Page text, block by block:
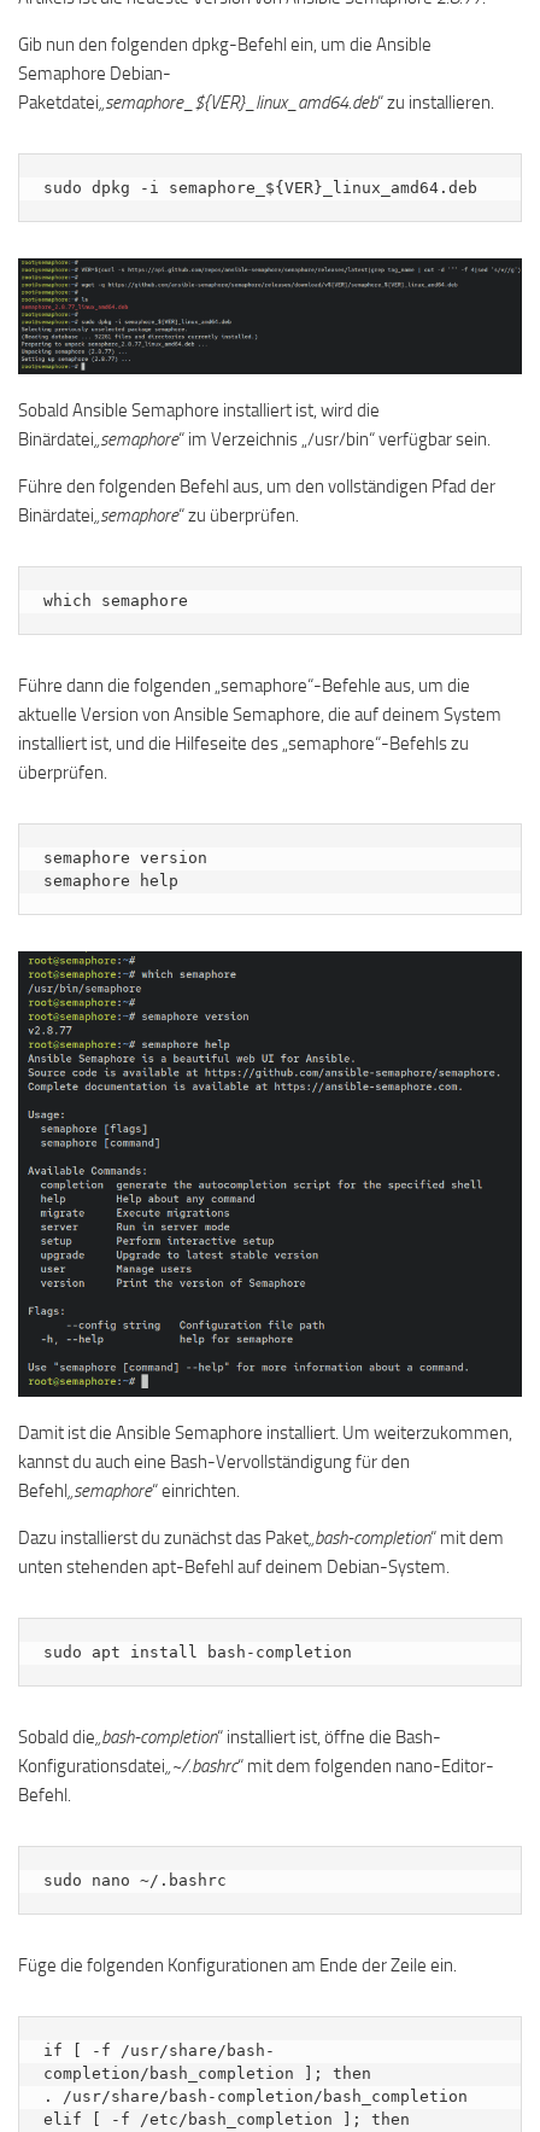
Gib nun den folgenden dpkg-Befehl ein, um die Ansible
Semaphore Debian-
Paketdatei„semaphore_${VER}_linux_amd64.deb“ zu installieren.
sudo dpkg -i semaphore_${VER}_linux_amd64.deb
Sobald Ansible Semaphore installiert ist, wird die
Binärdatei „semaphore“ im Verzeichnis „/usr/bin“ verfügbar sein.
Führe den folgenden Befehl aus, um den vollständigen Pfad der
Binärdatei „semaphore“ zu überprüfen.
which semaphore
Führe dann die folgenden „semaphore“-Befehle aus, um die
aktuelle Version von Ansible Semaphore, die auf deinem System
installiert ist, und die Hilfeseite des „semaphore“-Befehls zu
überprüfen.
semaphore version
semaphore help
Damit ist die Ansible Semaphore installiert. Um weiterzukommen,
kannst du auch eine Bash-Vervollständigung für den
Befehl„semaphore“ einrichten.
Dazu installierst du zunächst das Paket„bash-completion“ mit dem
unten stehenden apt-Befehl auf deinem Debian-System.
sudo apt install bash-completion
Sobald die„bash-completion“ installiert ist, öffne die Bash-
Konfigurationsdatei„~/.bashrc“ mit dem folgenden nano-Editor-
Befehl.
sudo nano ~/.bashrc
Füge die folgenden Konfigurationen am Ende der Zeile ein.
if [ -f /usr/share/bash-
completion/bash_completion ]; then
. /usr/share/bash-completion/bash_completion
elif [ -f /etc/bash_completion ]; then